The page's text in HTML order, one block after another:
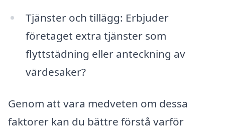
Tjänster och tillägg: Erbjuder
företaget extra tjänster som
flyttstädning eller anteckning av
värdesaker?
Genom att vara medveten om dessa
faktorer kan du bättre förstå varför